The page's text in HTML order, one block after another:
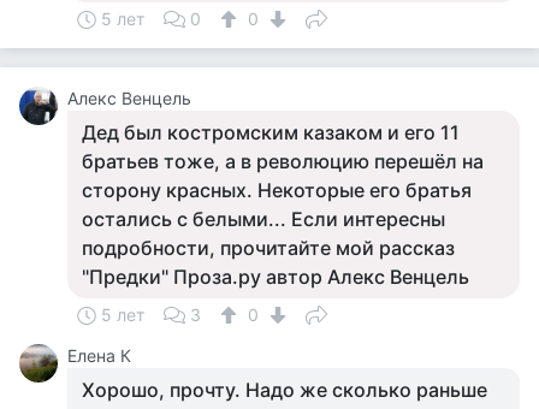
5 лет 0 0
Алекс Венцель
Дед был костромским казаком и его 11
братьев тоже, а в революцию перешёл на
сторону красных. Некоторые его братья
остались с белыми... Если интересны
подробности, прочитайте мой рассказ
"Предки" Проза.ру автор Алекс Венцель
5 лет 3
0
Елена К
Хорошо, прочту. Надо же сколько раньше